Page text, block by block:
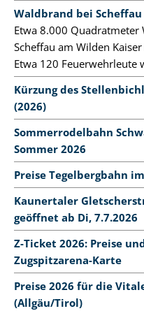
Waldbrand bei Scheffau
Etwa 8.000 Quadratmeter
Scheffau am Wilden
Etwa 120 Feuerwehrleute
Kürzung des
(2026)
Sommerrodelbahn
Sommer 2026
Preise Tegelbergbahn
Kaunertaler
geöffnet ab Di, 7.7.2026
Z-Ticket 2026: Preise
Zugspitzarena-Karte
Preise 2026 für die
(Allgäu/Tirol)